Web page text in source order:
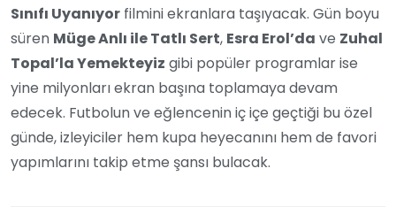
Sınıfı Uyanıyor filmini ekranlara taşıyacak. Gün boyu
süren Müge Anlı ile Tatlı Sert, Esra Erol’da ve Zuhal
Topal’la Yemekteyiz gibi popüler programlar ise
yine milyonları ekran başına toplamaya devam
edecek. Futbolun ve eğlencenin iç içe geçtiği bu özel
günde, izleyiciler hem kupa heyecanını hem de favori
yapımlarını takip etme şansı bulacak.